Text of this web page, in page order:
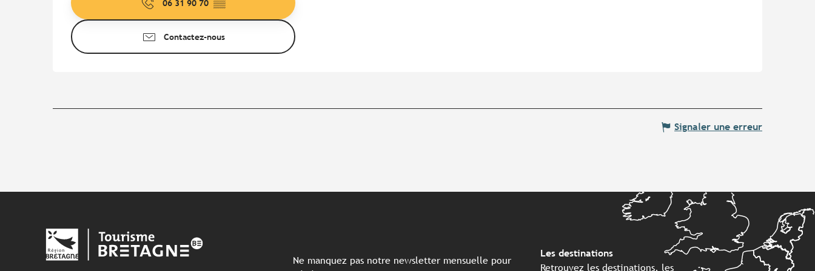
06 31 90 70 ▒▒
Contactez-nous
Signaler une erreur
Ne manquez pas notre newsletter mensuelle pour
Les destinations
Retrouvez les destinations, les